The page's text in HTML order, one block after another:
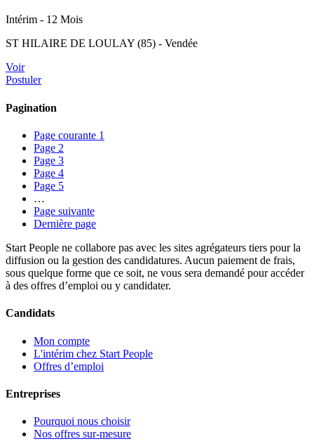
Intérim - 12 Mois
ST HILAIRE DE LOULAY (85) - Vendée
Voir
Postuler
Pagination
Page courante 1
Page 2
Page 3
Page 4
Page 5
…
Page suivante
Dernière page
Start People ne collabore pas avec les sites agrégateurs tiers pour la
diffusion ou la gestion des candidatures. Aucun paiement de frais,
sous quelque forme que ce soit, ne vous sera demandé pour accéder
à des offres d’emploi ou y candidater.
Candidats
Mon compte
L'intérim chez Start People
Offres d’emploi
Entreprises
Pourquoi nous choisir
Nos offres sur-mesure